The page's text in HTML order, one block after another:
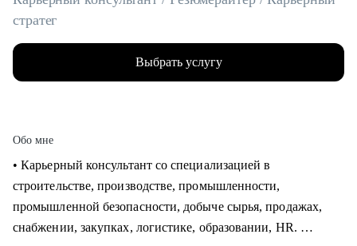
стратег
Выбрать услугу
Обо мне
• Карьерный консультант со специализацией в
строительстве, производстве, промышленности,
промышленной безопасности, добыче сырья, продажах,
снабжении, закупках, логистике, образовании, HR.